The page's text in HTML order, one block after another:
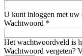
U kunt inloggen met uw
Wachtwoord *
Het wachtwoordveld is
Wachtwoord vergeten?